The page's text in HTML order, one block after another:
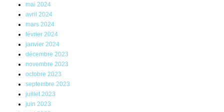
mai 2024
avril 2024
mars 2024
février 2024
janvier 2024
décembre 2023
novembre 2023
octobre 2023
septembre 2023
juillet 2023
juin 2023